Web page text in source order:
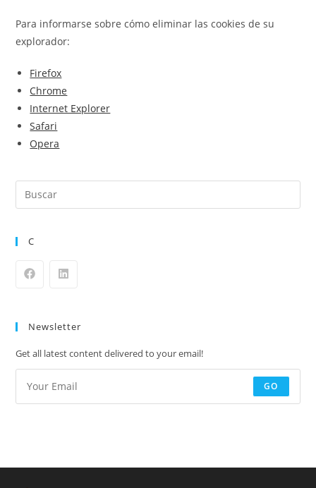
Para informarse sobre cómo eliminar las cookies de su
explorador:
Firefox
Chrome
Internet Explorer
Safari
Opera
C
Newsletter
Get all latest content delivered to your email!
GO